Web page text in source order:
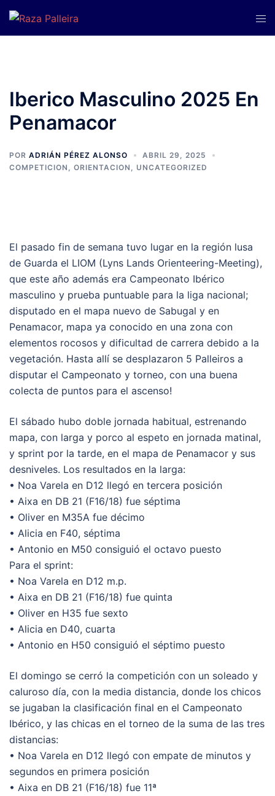
Saltar
contenido
Iberico Masculino 2025 En
Penamacor
POR ADRIÁN PÉREZ ALONSO
ABRIL 29, 2025
COMPETICION
ORIENTACION UNCATEGORIZED
El pasado fin de semana tuvo lugar en la región lusa
de Guarda el LIOM (Lyns Lands Orienteering-Meeting),
que este año además era Campeonato Ibérico
masculino y prueba puntuable para la liga nacional;
disputado en el mapa nuevo de Sabugal y en
Penamacor, mapa ya conocido en una zona con
elementos rocosos y dificultad de carrera debido a la
vegetación. Hasta allí se desplazaron 5 Palleiros a
disputar el Campeonato y torneo, con una buena
colecta de puntos para el ascenso!
El sábado hubo doble jornada habitual, estrenando
mapa, con larga y porco al espeto en jornada matinal,
y sprint por la tarde, en el mapa de Penamacor y sus
desniveles. Los resultados en la larga:
• Noa Varela en D12 llegó en tercera posición
• Aixa en DB 21 (F16/18) fue séptima
• Oliver en M35A fue décimo
• Alicia en F40, séptima
• Antonio en M50 consiguió el octavo puesto
Para el sprint:
• Noa Varela en D12 m.p.
• Aixa en DB 21 (F16/18) fue quinta
• Oliver en H35 fue sexto
• Alicia en D40, cuarta
• Antonio en H50 consiguió el séptimo puesto
El domingo se cerró la competición con un soleado y
caluroso día, con la media distancia, donde los chicos
se jugaban la clasificación final en el Campeonato
Ibérico, y las chicas en el torneo de la suma de las tres
distancias:
• Noa Varela en D12 llegó con empate de minutos y
segundos en primera posición
• Aixa en DB 21 (F16/18) fue 11ª